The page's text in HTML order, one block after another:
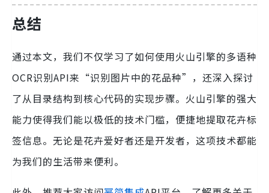
总结
通过本文，我们不仅学习了如何使用火山引擎的多语种
OCR识别API来“识别图片中的花品种”，还深入探讨
了从目录结构到核心代码的实现步骤。火山引擎的强大
能力使得我们能以极低的技术门槛，便捷地提取花卉标
签信息。无论是花卉爱好者还是开发者，这项技术都能
为我们的生活带来便利。